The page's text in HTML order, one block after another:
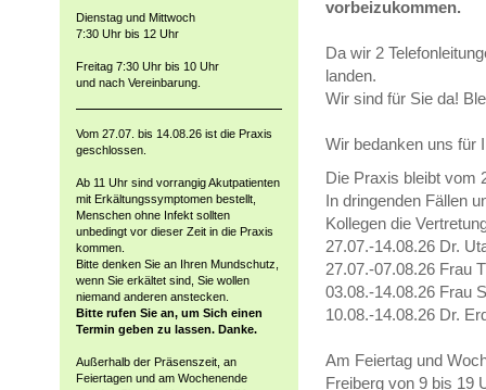
Dienstag und Mittwoch
7:30 Uhr bis 12 Uhr
Freitag 7:30 Uhr bis 10 Uhr
und nach Vereinbarung.
Vom 27.07. bis 14.08.26 ist die Praxis
geschlossen.
Ab 11 Uhr sind vorrangig Akutpatienten
mit Erkältungssymptomen bestellt,
Menschen ohne Infekt sollten
unbedingt vor dieser Zeit in die Praxis
kommen.
Bitte denken Sie an Ihren Mundschutz,
wenn Sie erkältet sind, Sie wollen
niemand anderen anstecken.
Bitte rufen Sie an, um Sich einen
Termin geben zu lassen. Danke.
Außerhalb der Präsenszeit, an
Feiertagen und am Wochenende
vorbeizukommen.
Da wir 2
landen.
Wir sind für Sie da!
Wir bedanken uns für
Die Praxis bleibt vom
In dringenden Fällen
Kollegen die
27.07.-14.08.26 Dr.
27.07.-07.08.26 Frau
03.08.-14.08.26 Frau
10.08.-14.08.26 Dr.
Am Feiertag und
Freiberg von 9 bis 19